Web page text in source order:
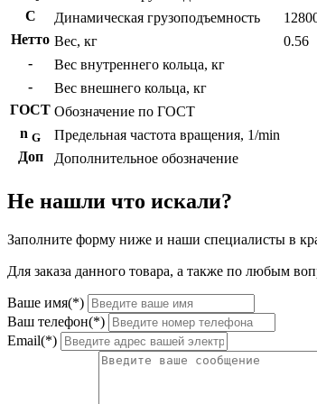
C
Динамическая грузоподъемность
Нетто Вес, кг
0.56
-
Вес внутреннего кольца, кг
-
Вес внешнего кольца, кг
ГОСТ Обозначение по ГОСТ
n G
Предельная частота вращения, 1/min
Доп
Дополнительное обозначение
Не нашли что искали?
Заполните форму ниже и наши специалисты в
Для заказа данного товара, а также по любым
Ваше имя(*)
Ваш телефон(*)
Email(*)